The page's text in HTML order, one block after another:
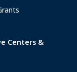
Centers &